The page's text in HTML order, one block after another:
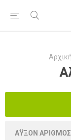
Αρχική